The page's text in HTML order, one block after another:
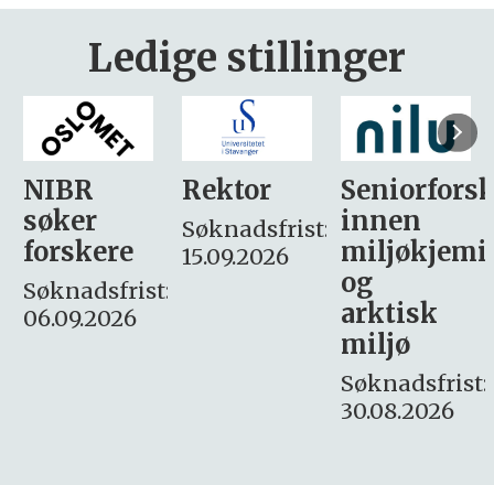
Ledige stillinger
Rektor
Søknadsfrist:
15.09.2026
Seniorforsker
innen
miljøkjemi
søker
– fast
Søknadsfrist:
16. august.